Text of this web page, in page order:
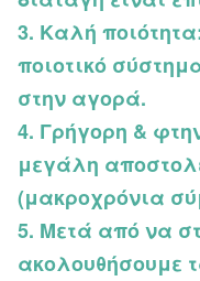
3. Καλή
ποιοτικό
στην αγορά.
4. Γρήγορη &
μεγάλη
(μακροχρόνια
5. Μετά από να
ακολουθήσουμε